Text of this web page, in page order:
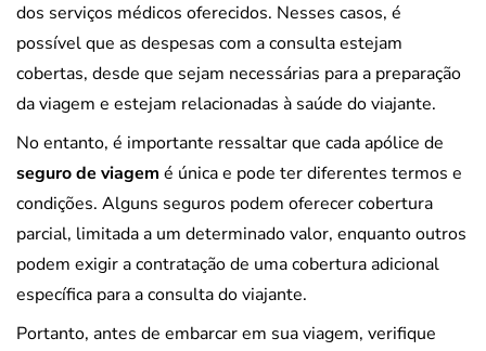
dos serviços médicos oferecidos. Nesses casos, é
possível que as despesas com a consulta estejam
cobertas, desde que sejam necessárias para a preparação
da viagem e estejam relacionadas à saúde do viajante.
No entanto, é importante ressaltar que cada apólice de
seguro de viagem é única e pode ter diferentes termos e
condições. Alguns seguros podem oferecer cobertura
parcial, limitada a um determinado valor, enquanto outros
podem exigir a contratação de uma cobertura adicional
específica para a consulta do viajante.
Portanto, antes de embarcar em sua viagem, verifique